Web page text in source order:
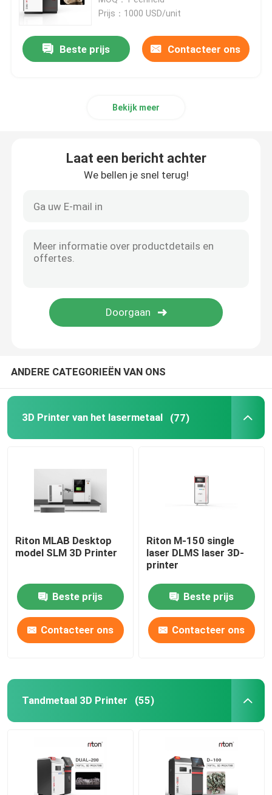
Medische 3D Printer
Juwelen 3D Printer
3D de Harsprinter van SLA
Laser Sinterende Machine
titanium 3d printer
Draadbuigmachine DMIS-V1
Draadbuigmachine DMIS-V1
Draadbuigmachine DMIS-V1
Prijs：1000 USD/unit
Beste prijs Contacteer ons
Bekijk meer
Laat een bericht achter
We bellen je snel terug!
ANDERE CATEGORIEËN VAN ONS
3D Printer van het lasermetaal (77)
Riton MLAB Desktop
model SLM 3D Printer
Beste prijs
Contacteer ons
Riton M-150 single
laser DLMS laser 3D-
printer
Beste prijs
Contacteer ons
Tandmetaal 3D Printer (55)